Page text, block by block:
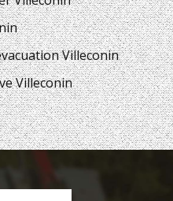
Villeconin
Villeconin